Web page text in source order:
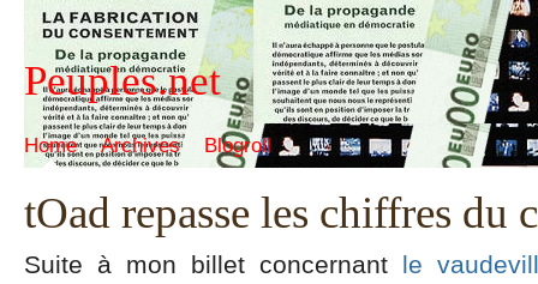
Peuples.net
Home Archives Blogroll
tOad repasse les chiffres du
Suite à mon billet concernant le